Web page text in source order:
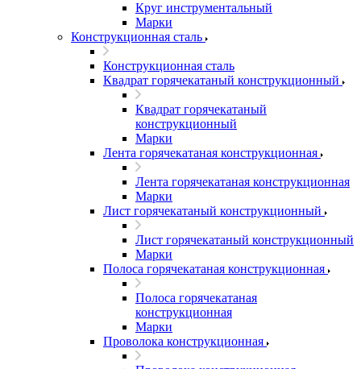
Круг инструментальный
Марки
Конструкционная сталь
Конструкционная сталь
Квадрат горячекатаный конструкционный
Квадрат горячекатаный
конструкционный
Марки
Лента горячекатаная конструкционная
Лента горячекатаная конструкционная
Марки
Лист горячекатаный конструкционный
Лист горячекатаный конструкционный
Марки
Полоса горячекатаная конструкционная
Полоса горячекатаная
конструкционная
Марки
Проволока конструкционная